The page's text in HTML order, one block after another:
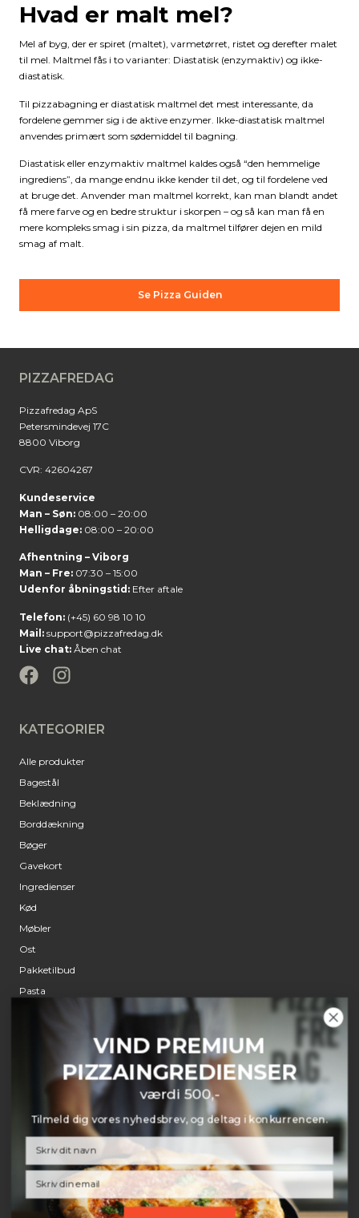
Hvad er malt mel?
Mel af byg, der er spiret (maltet), varmetørret, ristet og derefter malet
til mel. Maltmel fås i to varianter: Diastatisk (enzymaktiv) og ikke-
diastatisk.
Til pizzabagning er diastatisk maltmel det mest interessante, da
fordelene gemmer sig i de aktive enzymer. Ikke-diastatisk maltmel
anvendes primært som sødemiddel til bagning.
Diastatisk eller enzymaktiv maltmel kaldes også “den hemmelige
ingrediens”, da mange endnu ikke kender til det, og til fordelene ved
at bruge det. Anvender man maltmel korrekt, kan man blandt andet
få mere farve og en bedre struktur i skorpen – og så kan man få en
mere kompleks smag i sin pizza, da maltmel tilfører dejen en mild
smag af malt.
Se Pizza Guiden
PIZZAFREDAG
Pizzafredag ApS
Petersmindevej 17C
8800 Viborg
CVR: 42604267
Kundeservice
Man – Søn: 08:00 – 20:00
Helligdage: 08:00 – 20:00
Afhentning – Viborg
Man – Fre: 07:30 – 15:00
Udenfor åbningstid: Efter aftale
Telefon: (+45) 60 98 10 10
Mail: support@pizzafredag.dk
Live chat: Åben chat
KATEGORIER
Alle produkter
Bagestål
Beklædning
Borddækning
Bøger
Gavekort
Ingredienser
Kød
Møbler
Ost
Pakketilbud
Pasta
KUNDESERVICE
Prismatch
Retur
VIND PREMIUM
PIZZAINGREDIENSER
værdi 500,-
Tilmeld dig vores nyhedsbrev, og deltag i konkurrencen.